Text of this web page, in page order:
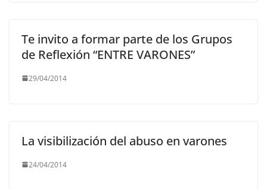
Te invito a formar parte de los Grupos
de Reflexión “ENTRE VARONES”
29/04/2014
La visibilización del abuso en varones
24/04/2014